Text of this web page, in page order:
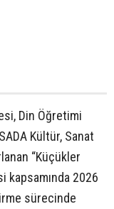
Din Öğretimi
Kültür, Sanat
“Küçükler
kapsamında 2026
sürecinde